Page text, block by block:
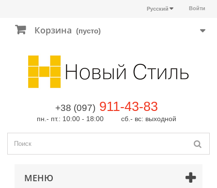
Войти
Русский
Корзина (пусто)
+38 (097) 911-43-83
пн.- пт.: 10:00 - 18:00 сб.- вс: выходной
МЕНЮ